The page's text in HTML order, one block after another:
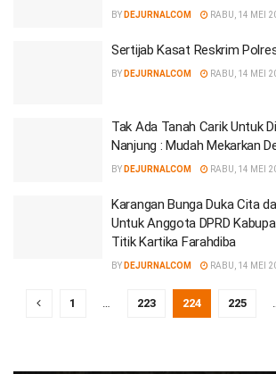
BY DEJURNALCOM RABU, 14 MEI
Sertijab Kasat Reskrim
BY DEJURNALCOM RABU, 14 MEI
Tak Ada Tanah Carik Untuk
Nanjung : Mudah Mekarkan
BY DEJURNALCOM RABU, 14 MEI
Karangan Bunga Duka Cita
Untuk Anggota DPRD
Titik Kartika Farahdiba
BY DEJURNALCOM RABU, 14 MEI
1 223 224 225